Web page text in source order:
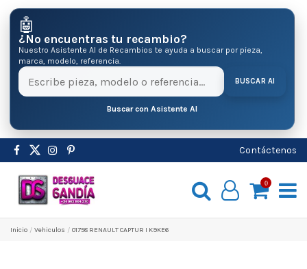
🤖
¿No encuentras tu recambio?
Nuestro Asistente AI de Recambios te ayuda a buscar por pieza,
marca, modelo, referencia.
BUSCAR AI
Buscar con Asistente AI
Contáctenos
0
Inicio Vehiculos 01758 RENAULT CAPTUR I K9KE6